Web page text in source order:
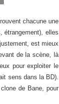
chacune une
étrangement), elles
est mieux
de la scène, là
pour exploiter le
sens dans la BD).
de Bane, pour